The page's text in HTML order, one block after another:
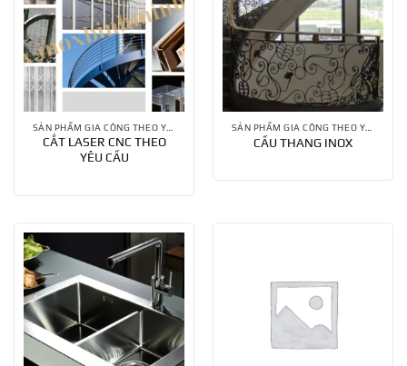
CẮT LASER CNC THEO
YÊU CẦU
CẦU THANG INOX